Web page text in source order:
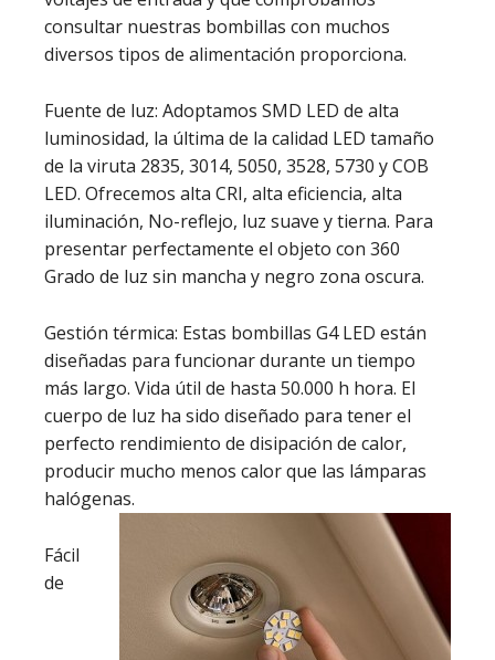
consultar nuestras bombillas con muchos
diversos tipos de alimentación proporciona.
Fuente de luz: Adoptamos SMD LED de alta
luminosidad, la última de la calidad LED tamaño
de la viruta 2835, 3014, 5050, 3528, 5730 y COB
LED. Ofrecemos alta CRI, alta eficiencia, alta
iluminación, No-reflejo, luz suave y tierna. Para
presentar perfectamente el objeto con 360
Grado de luz sin mancha y negro zona oscura.
Gestión térmica: Estas bombillas G4 LED están
diseñadas para funcionar durante un tiempo
más largo. Vida útil de hasta 50.000 h hora. El
cuerpo de luz ha sido diseñado para tener el
perfecto rendimiento de disipación de calor,
producir mucho menos calor que las lámparas
halógenas.
Fácil
de